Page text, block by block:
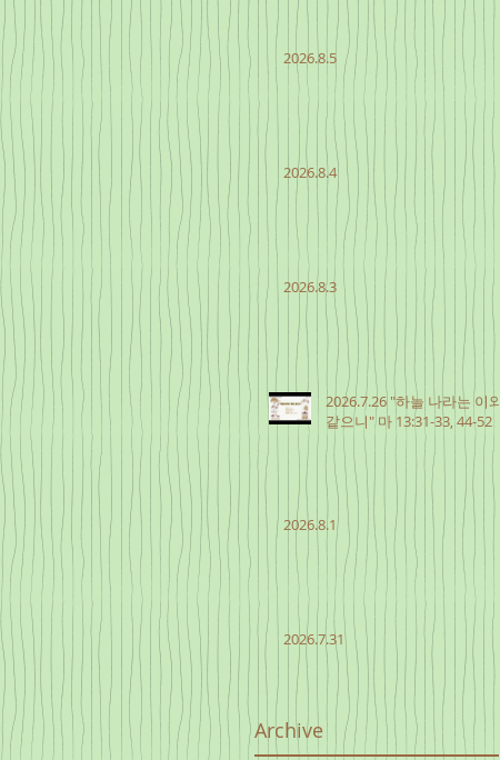
2026.8.5
2026.8.4
2026.8.3
2026.7.26 "하늘 나라는 이와
같으니" 마 13:31-33, 44-52
2026.8.1
2026.7.31
Archive